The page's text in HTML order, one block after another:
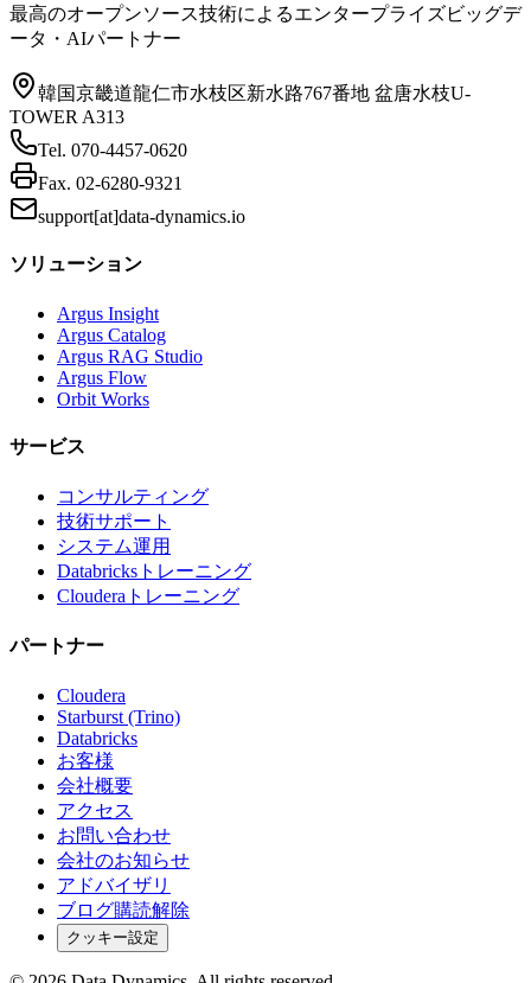
最高のオープンソース技術によるエンタープライズビッグデ
ータ・AIパートナー
韓国京畿道龍仁市水枝区新水路767番地 盆唐水枝U-
TOWER A313
Tel. 070-4457-0620
Fax. 02-6280-9321
support[at]data-dynamics.io
ソリューション
Argus Insight
Argus Catalog
Argus RAG Studio
Argus Flow
Orbit Works
サービス
コンサルティング
技術サポート
システム運用
Databricksトレーニング
Clouderaトレーニング
パートナー
Cloudera
Starburst (Trino)
Databricks
お客様
会社概要
アクセス
お問い合わせ
会社のお知らせ
アドバイザリ
ブログ購読解除
クッキー設定